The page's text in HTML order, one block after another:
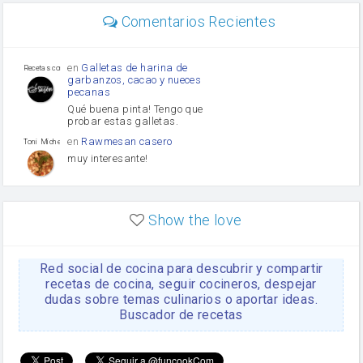
Comentarios Recientes
Recetas con sazon
en Galletas de harina de
garbanzos, cacao y nueces
pecanas
Qué buena pinta! Tengo que
probar estas galletas.
Toni Michel Caubet
en Rawmesan casero
muy interesante!
enLasaña casera fácil y
HOJALDROSA TV
enGachas de la abuela
Rosa
https://youtu.be/Mz69gcVO3sI
Rosa enReceta Del Bizcocho
Show the love
Red social de cocina para descubrir y compartir
recetas de cocina, seguir cocineros, despejar
dudas sobre temas culinarios o aportar ideas.
Buscador de recetas